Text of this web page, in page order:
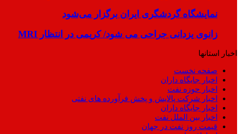
نمایشگاه گردشگری ایران برگزار می‌شود
زانوی یزدانی جراحی می شود/ کریمی در انتظار MRI
اخبار استانها
صفحه نخست
اخبار جایگاه داران
اخبار حوزه نفت
اخبار شرکت پالایش و پخش فرآورده های نفتی
اخبار جایگاه داران
اخبار بین الملل نفت
قیمت روز نفت در جهان